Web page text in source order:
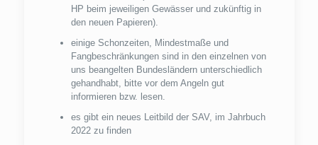
HP beim jeweiligen Gewässer und zukünftig in
den neuen Papieren).
einige Schonzeiten, Mindestmaße und
Fangbeschränkungen sind in den einzelnen von
uns beangelten Bundesländern unterschiedlich
gehandhabt, bitte vor dem Angeln gut
informieren bzw. lesen.
es gibt ein neues Leitbild der SAV, im Jahrbuch
2022 zu finden